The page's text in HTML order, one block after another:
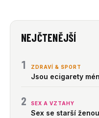
NEJČTENĚJŠÍ
1 ZDRAVÍ & SPORT
Jsou ecigarety
2 SEX A VZTAHY
Sex se starší